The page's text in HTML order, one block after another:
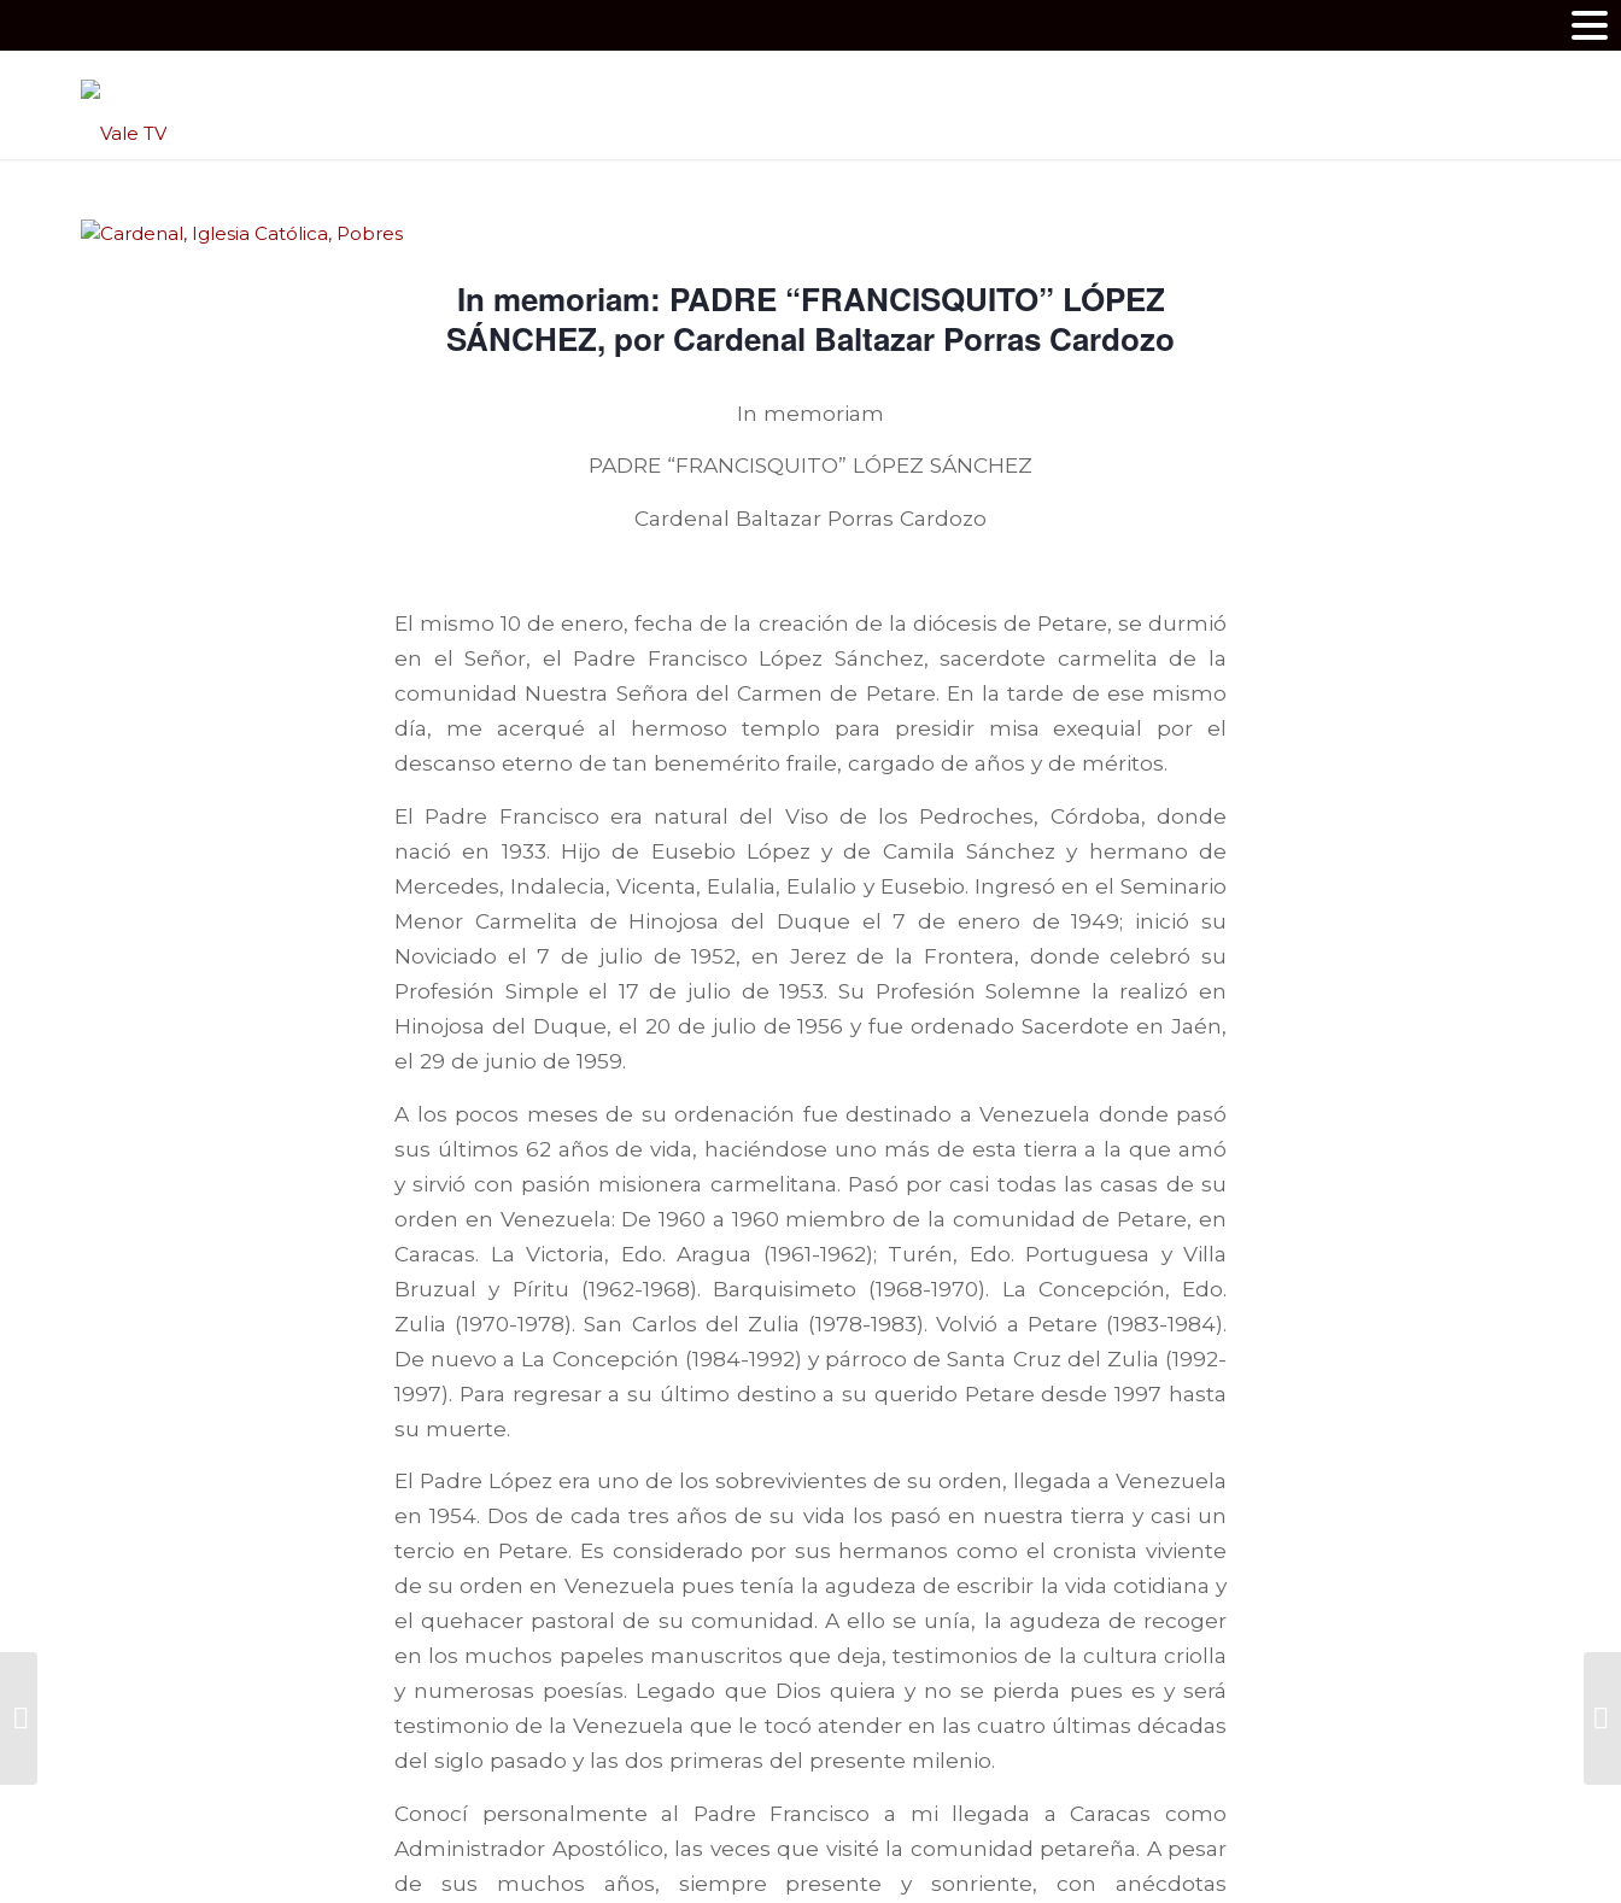
In memoriam: PADRE “FRANCISQUITO” LÓPEZ
SÁNCHEZ, por Cardenal Baltazar Porras Cardozo
In memoriam
PADRE “FRANCISQUITO” LÓPEZ SÁNCHEZ
Cardenal Baltazar Porras Cardozo
El mismo 10 de enero, fecha de la creación de la diócesis de Petare, se durmió
en el Señor, el Padre Francisco López Sánchez, sacerdote carmelita de la
comunidad Nuestra Señora del Carmen de Petare. En la tarde de ese mismo
día, me acerqué al hermoso templo para presidir misa exequial por el
descanso eterno de tan benemérito fraile, cargado de años y de méritos.
El Padre Francisco era natural del Viso de los Pedroches, Córdoba, donde
nació en 1933. Hijo de Eusebio López y de Camila Sánchez y hermano de
Mercedes, Indalecia, Vicenta, Eulalia, Eulalio y Eusebio. Ingresó en el Seminario
Menor Carmelita de Hinojosa del Duque el 7 de enero de 1949; inició su
Noviciado el 7 de julio de 1952, en Jerez de la Frontera, donde celebró su
Profesión Simple el 17 de julio de 1953. Su Profesión Solemne la realizó en
Hinojosa del Duque, el 20 de julio de 1956 y fue ordenado Sacerdote en Jaén,
el 29 de junio de 1959.
A los pocos meses de su ordenación fue destinado a Venezuela donde pasó
sus últimos 62 años de vida, haciéndose uno más de esta tierra a la que amó
y sirvió con pasión misionera carmelitana. Pasó por casi todas las casas de su
orden en Venezuela: De 1960 a 1960 miembro de la comunidad de Petare, en
Caracas. La Victoria, Edo. Aragua (1961-1962); Turén, Edo. Portuguesa y Villa
Bruzual y Píritu (1962-1968). Barquisimeto (1968-1970). La Concepción, Edo.
Zulia (1970-1978). San Carlos del Zulia (1978-1983). Volvió a Petare (1983-1984).
De nuevo a La Concepción (1984-1992) y párroco de Santa Cruz del Zulia (1992-
1997). Para regresar a su último destino a su querido Petare desde 1997 hasta
su muerte.
El Padre López era uno de los sobrevivientes de su orden, llegada a Venezuela
en 1954. Dos de cada tres años de su vida los pasó en nuestra tierra y casi un
tercio en Petare. Es considerado por sus hermanos como el cronista viviente
de su orden en Venezuela pues tenía la agudeza de escribir la vida cotidiana y
el quehacer pastoral de su comunidad. A ello se unía, la agudeza de recoger
en los muchos papeles manuscritos que deja, testimonios de la cultura criolla
y numerosas poesías. Legado que Dios quiera y no se pierda pues es y será
testimonio de la Venezuela que le tocó atender en las cuatro últimas décadas
del siglo pasado y las dos primeras del presente milenio.
Conocí personalmente al Padre Francisco a mi llegada a Caracas como
Administrador Apostólico, las veces que visité la comunidad petareña. A pesar
de sus muchos años, siempre presente y sonriente, con anécdotas